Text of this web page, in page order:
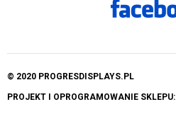
© 2020 PROGRESDISPLAYS.PL
PROJEKT I OPROGRAMOWANIE SKLEPU: